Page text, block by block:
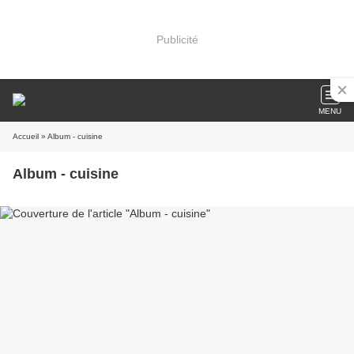
Publicité
MENU
Accueil » Album - cuisine
Album - cuisine